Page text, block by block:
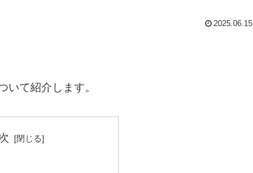
2025.06.15
いて紹介します。